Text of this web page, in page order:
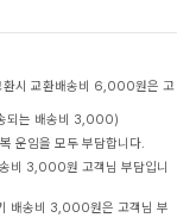
환시 교환배송비 6,000원은 고
되는 배송비 3,000)
운임을 모두 부담합니다.
비 3,000원 고객님 부담입니
배송비 3,000원은 고객님 부